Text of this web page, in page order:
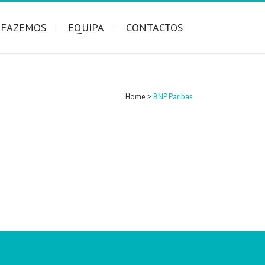
EQUIPA CONTACTOS
Home > BNP Paribas